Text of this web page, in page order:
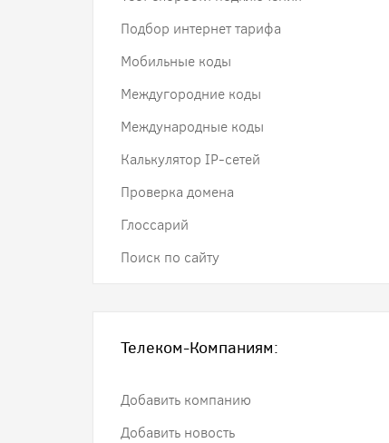
Подбор интернет тарифа
Мобильные коды
Междугородние коды
Международные коды
Калькулятор IP-сетей
Проверка домена
Глоссарий
Поиск по сайту
Телеком-Компаниям:
Добавить компанию
Добавить новость